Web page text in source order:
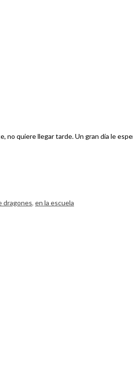
no quiere llegar tarde. Un gran día le
dragones, en la escuela